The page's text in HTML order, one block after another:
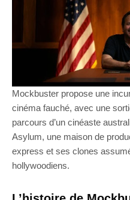
Mockbuster propose une
cinéma fauché, avec une
parcours d’un cinéaste
Asylum, une maison de
express et ses clones
hollywoodiens.